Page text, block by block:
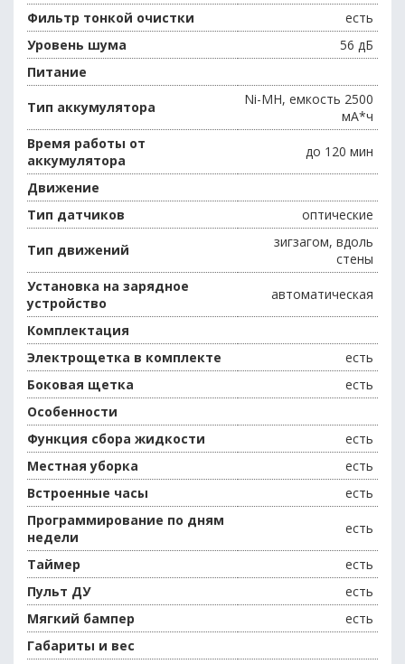
Фильтр тонкой очистки
есть
Уровень шума
56 дБ
Питание
Тип аккумулятора
Ni-MH, емкость 2500
мА*ч
Время работы от
аккумулятора
до 120 мин
Движение
Тип датчиков
оптические
Тип движений
зигзагом, вдоль
стены
Установка на зарядное
устройство
автоматическая
Комплектация
Электрощетка в комплекте
есть
Боковая щетка
есть
Особенности
Функция сбора жидкости
есть
Местная уборка
есть
Встроенные часы
есть
Программирование по дням
недели
есть
Таймер
есть
Пульт ДУ
есть
Мягкий бампер
есть
Габариты и вес